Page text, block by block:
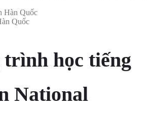
Quốc
học tiếng
National